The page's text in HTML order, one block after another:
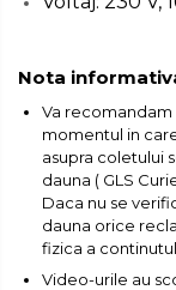
Tester Compresie
Truse reparatii
Dispozitiv
Lichid Frana
Chingi Auto &
Scari
Echipamente de
Protectia Muncii
Multidetector
Pistol Spuma
pentru Cuie si
Aparat /
drujba si
Masini de
Nota
Va
momentul in
asupra coletului
dauna ( GLS
Daca nu se
dauna orice
fizica a
Video-urile au